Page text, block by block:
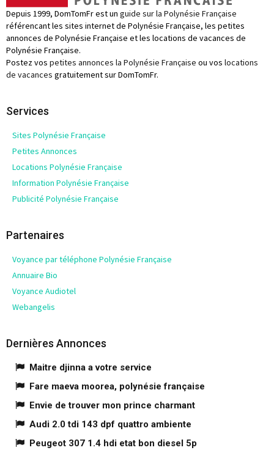
Depuis 1999, DomTomFr est un guide sur la Polynésie Française
référencant les sites internet de Polynésie Française, les petites
annonces de Polynésie Française et les locations de vacances de
Polynésie Française.
Postez vos petites annonces la Polynésie Française ou vos locations
de vacances gratuitement sur DomTomFr.
Services
Sites Polynésie Française
Petites Annonces
Locations Polynésie Française
Information Polynésie Française
Publicité Polynésie Française
Partenaires
Voyance par téléphone Polynésie Française
Annuaire Bio
Voyance Audiotel
Webangelis
Dernières Annonces
Maitre djinna a votre service
Fare maeva moorea, polynésie française
Envie de trouver mon prince charmant
Audi 2.0 tdi 143 dpf quattro ambiente
Peugeot 307 1.4 hdi etat bon diesel 5p